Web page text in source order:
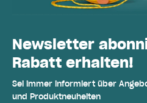
Newsletter
Rabatt erhalten!
Sei immer informiert über
und Produktneuheiten